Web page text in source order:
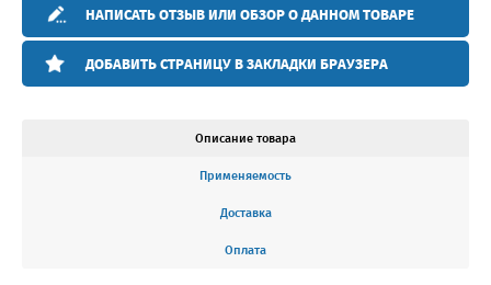
НАПИСАТЬ ОТЗЫВ ИЛИ ОБЗОР О ДАННОМ ТОВАРЕ
ДОБАВИТЬ СТРАНИЦУ В ЗАКЛАДКИ БРАУЗЕРА
Описание товара
Применяемость
Доставка
Оплата